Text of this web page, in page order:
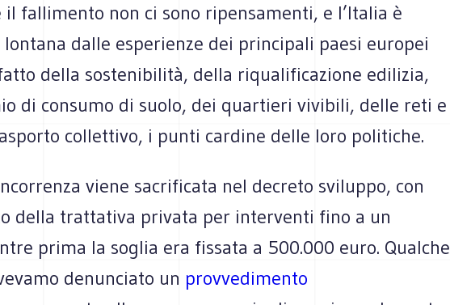
il fallimento non ci sono ripensamenti, e l’Italia è
dalle esperienze dei principali paesi europei
della sostenibilità, della riqualificazione edilizia,
di consumo di suolo, dei quartieri vivibili, delle reti e
collettivo, i punti cardine delle loro politiche.
viene sacrificata nel decreto sviluppo, con
della trattativa privata per interventi fino a un
prima la soglia era fissata a 500.000 euro. Qualche
denunciato un provvedimento